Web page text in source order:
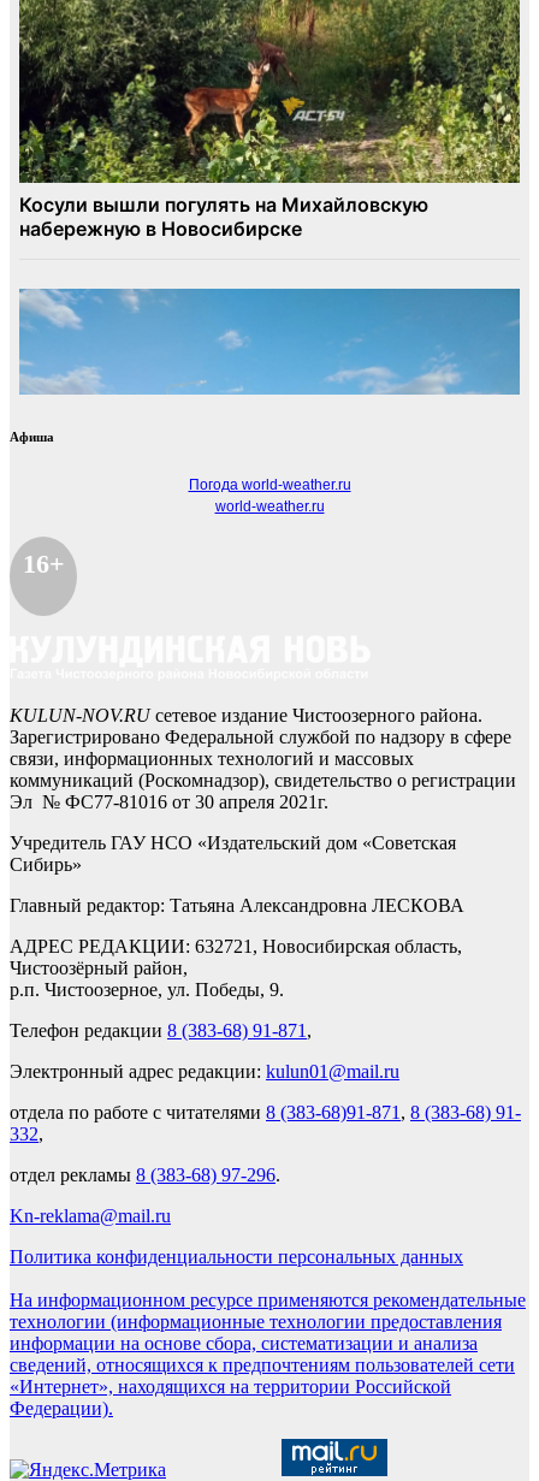
Афиша
Погода world-weather.ru
world-weather.ru
16+
KULUN-NOV.RUсетевое издание Чистоозерного района.
Зарегистрировано Федеральной службой по надзору в сфере
связи, информационных технологий и массовых
коммуникаций (Роскомнадзор), свидетельство о регистрации
Эл № ФС77-81016 от 30 апреля 2021г.
Учредитель ГАУ НСО «Издательский дом «Советская
Сибирь»
Главный редактор: Татьяна Александровна ЛЕСКОВА
АДРЕС РЕДАКЦИИ: 632721, Новосибирская область,
Чистоозёрный район,
р.п. Чистоозерное, ул. Победы, 9.
Телефон редакции 8 (383-68) 91-871 ,
Электронный адрес редакции: kulun01@mail.ru
отдела по работе с читателями 8 (383-68)91-871 , 8 (383-68) 91-
332,
отдел рекламы 8 (383-68) 97-296.
Kn-reklama@mail.ru
Политика конфиденциальности персональных данных
На информационном ресурсе применяются рекомендательные
технологии (информационные технологии предоставления
информации на основе сбора, систематизации и анализа
сведений, относящихся к предпочтениям пользователей сети
«Интернет», находящихся на территории Российской
Федерации).